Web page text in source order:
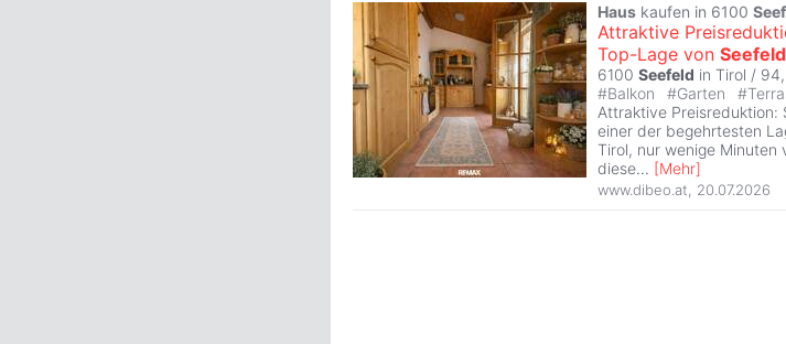
Haus kaufen in 6100
Attraktive
Top-Lage von Seefeld
6100 Seefeld in Tirol /
#Balkon #Garten #
Attraktive Preisreduktion:
einer der begehrtesten
Tirol, nur wenige Minuten
diese... [Mehr]
www.dibeo.at 20.07.2026